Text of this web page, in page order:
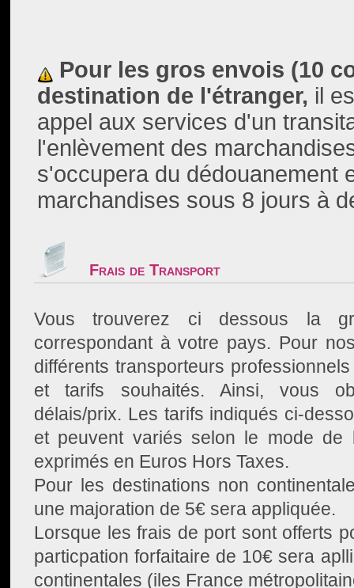
Pour les gros envois (10
destination de l'étranger, il
appel aux services d'un
l'enlèvement des
s'occupera du dédouanement
marchandises sous 8 jours à
Frais de Transport
Vous trouverez ci dessous la
correspondant à votre pays. Pour
différents transporteurs
et tarifs souhaités. Ainsi, vous
délais/prix. Les tarifs indiqués ci-
et peuvent variés selon le mode de
exprimés en Euros Hors Taxes.
Pour les destinations non
une majoration de 5€ sera appliquée.
Lorsque les frais de port sont offerts
particpation forfaitaire de 10€ sera
continentales (iles France